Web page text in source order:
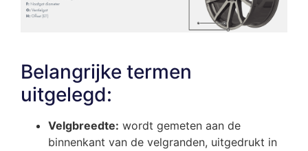
Belangrijke termen
uitgelegd:
Velgbreedte: wordt gemeten aan de
binnenkant van de velgranden, uitgedrukt in